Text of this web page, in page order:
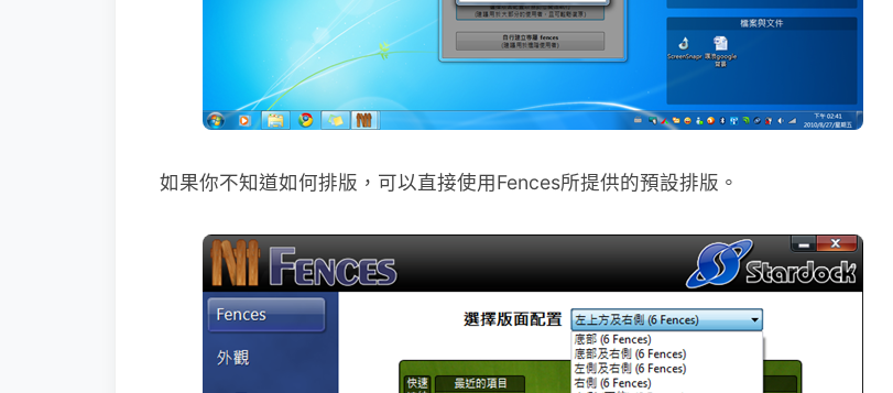
如果你不知道如何排版，可以直接使用Fences所提供的預設排版。